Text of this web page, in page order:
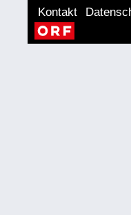
Kontakt